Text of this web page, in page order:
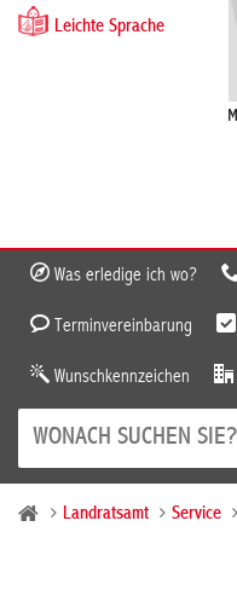
Leichte Sprache
Was erledige ich wo?
Terminvereinbarung
Wunschkennzeichen
Landratsamt Service